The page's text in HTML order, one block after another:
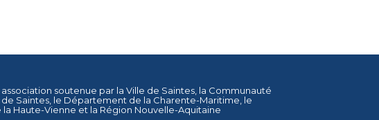
association soutenue par la Ville de Saintes , la Communauté
Saintes , le Département de la Charente-Maritime , le
Haute-Vienne et la Région Nouvelle-Aquitaine